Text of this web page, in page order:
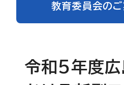
教育委員会の
令和5年度広